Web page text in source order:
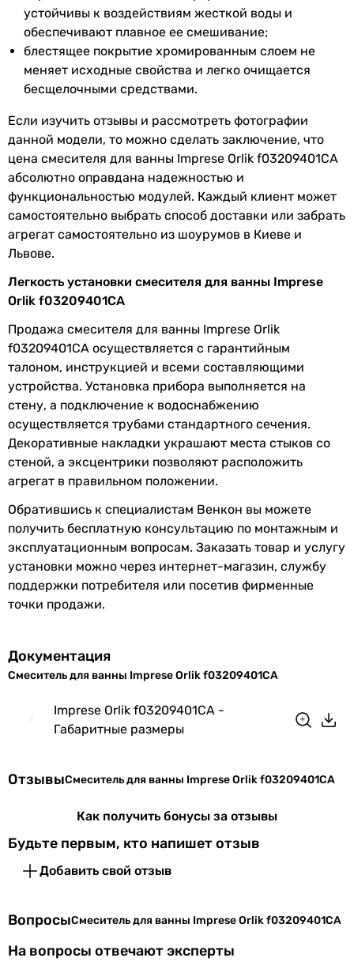
Увидели ошибку в описании или характеристиках?
Сообщите нам об этом!
Сообщить об ошибке
Характеристики, комплектация и фотографии Imprese Orlik
изменяться производителем без уведомления. Магазин не
несет ответственности за изменения, внесенные
производителем.
устойчивы к воздействиям жесткой воды и
обеспечивают плавное ее смешивание;
блестящее покрытие хромированным слоем не
меняет исходные свойства и легко очищается
бесщелочными средствами.
Если изучить отзывы и рассмотреть фотографии
данной модели, то можно сделать заключение, что
цена смесителя для ванны Imprese Orlik f03209401CA
абсолютно оправдана надежностью и
функциональностью модулей. Каждый клиент может
самостоятельно выбрать способ доставки или забрать
агрегат самостоятельно из шоурумов в Киеве и
Львове.
Легкость установки смесителя для ванны Imprese
Orlik f03209401CA
Продажа смесителя для ванны Imprese Orlik
f03209401CA осуществляется с гарантийным
талоном, инструкцией и всеми составляющими
устройства. Установка прибора выполняется на
стену, а подключение к водоснабжению
осуществляется трубами стандартного сечения.
Декоративные накладки украшают места стыков со
стеной, а эксцентрики позволяют расположить
агрегат в правильном положении.
Обратившись к специалистам Венкон вы можете
получить бесплатную консультацию по монтажным и
эксплуатационным вопросам. Заказать товар и услугу
установки можно через интернет-магазин, службу
поддержки потребителя или посетив фирменные
точки продажи.
Документация
Смеситель для ванны Imprese Orlik f03209401CA
Imprese Orlik f03209401CA -
Габаритные размеры
ОтзывыСмеситель для ванны Imprese Orlik f03209401CA
Как получить бонусы за отзывы
Будьте первым, кто напишет отзыв
Добавить свой отзыв
ВопросыСмеситель для ванны Imprese Orlik f03209401CA
На вопросы отвечают эксперты